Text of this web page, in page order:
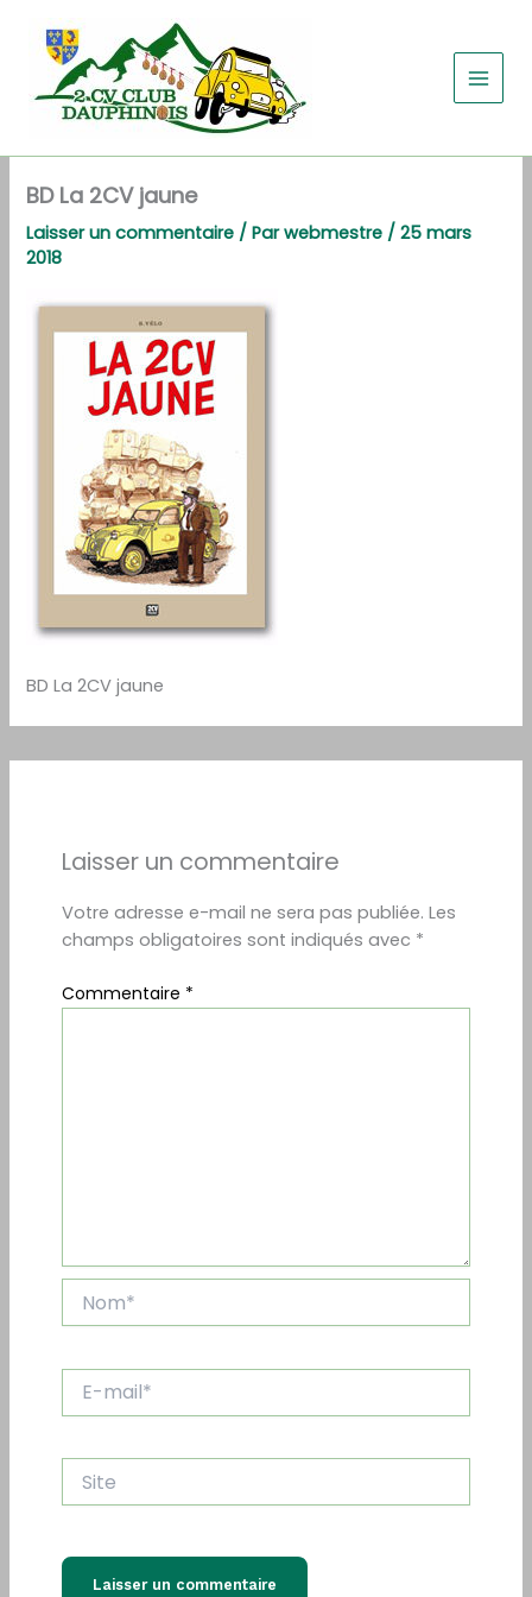
contenu
BD La 2CV jaune
Laisser un commentaire / Parwebmestre /25 mars
2018
BD La 2CV jaune
Laisser un commentaire
Votre adresse e-mail ne sera pas publiée. Les
champs obligatoires sont indiqués avec *
Commentaire *
mail*